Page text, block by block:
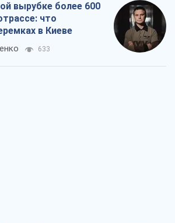
вырубке более 600
что
в Киеве
633